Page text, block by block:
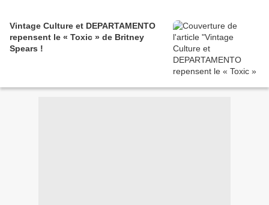
Vintage Culture et DEPARTAMENTO
repensent le « Toxic » de Britney
Spears !